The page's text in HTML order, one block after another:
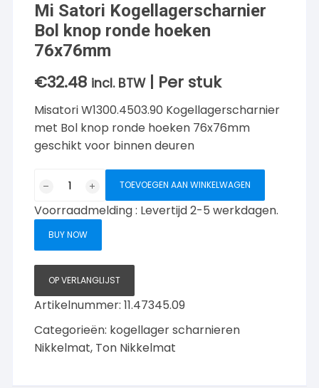
Mi Satori Kogellagerscharnier
Bol knop ronde hoeken
76x76mm
€32.48 incl. BTW | Per stuk
Misatori W1300.4503.90 Kogellagerscharnier
met Bol knop ronde hoeken 76x76mm
geschikt voor binnen deuren
Kogellagerscharnier
ronde
hoeken
76x76mm
aantal
TOEVOEGEN AAN WINKELWAGEN
Voorraadmelding : Levertijd 2-5 werkdagen.
BUY NOW
OP VERLANGLIJST
Artikelnummer:11.47345.09
Categorieën: kogellager scharnieren
Nikkelmat, Ton Nikkelmat